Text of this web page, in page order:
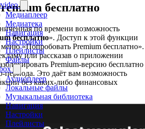
Медиаплеер
Медиатека
Навигация
Настройки
Плейлисты
Файлы
Аудиоплеер
Локальные файлы
Музыкальная библиотека
Навигация
Настройки
Плейлисты
бесплатно
по времени возможность
бесплатно». Доступ к этой функции
меню «Попробовать Premium бесплатно».
или рассказав о приложении
Premium-версию бесплатно
периода. Это даёт вам возможность
без каких-либо финансовых